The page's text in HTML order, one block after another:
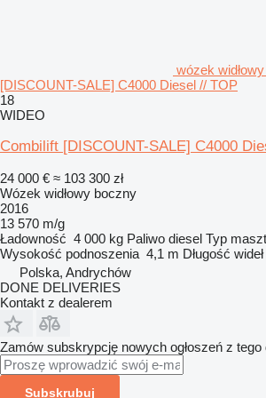
wózek
[DISCOUNT-SALE] C4000 Diesel // TOP
18
WIDEO
Combilift [DISCOUNT-SALE] C4000
24 000 € ≈ 103 300 zł
Wózek widłowy boczny
2016
13 570 m/g
Ładowność 4 000 kg Paliwo diesel Typ
Wysokość podnoszenia 4,1 m Długość wideł
Polska, Andrychów
DONE DELIVERIES
Kontakt z dealerem
Zamów subskrypcję nowych ogłoszeń z tego
Subskrubuj